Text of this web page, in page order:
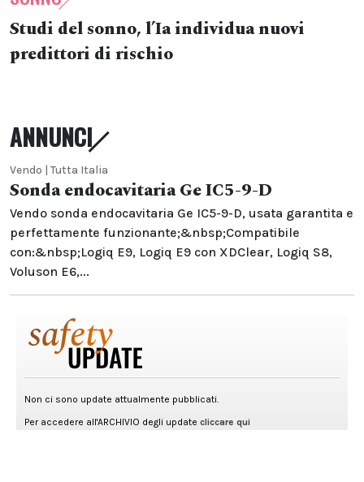
Studi del sonno, l’Ia individua nuovi
predittori di rischio
ANNUNCI
Vendo | Tutta Italia
Sonda endocavitaria Ge IC5-9-D
Vendo sonda endocavitaria Ge IC5-9-D, usata garantita e
perfettamente funzionante;&nbsp;Compatibile
con:&nbsp;Logiq E9, Logiq E9 con XDClear, Logiq S8,
Voluson E6,...